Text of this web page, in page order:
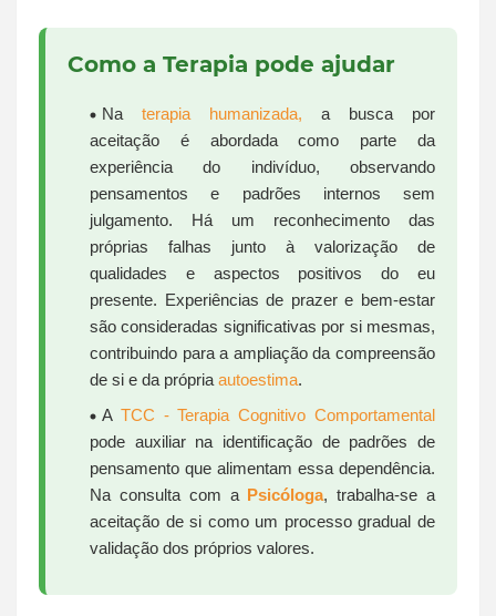
Como a Terapia pode ajudar
Na terapia humanizada, a busca por
aceitação é abordada como parte da
experiência do indivíduo, observando
pensamentos e padrões internos sem
julgamento. Há um reconhecimento das
próprias falhas junto à valorização de
qualidades e aspectos positivos do eu
presente. Experiências de prazer e bem-estar
são consideradas significativas por si mesmas,
contribuindo para a ampliação da compreensão
de si e da própria autoestima.
A TCC - Terapia Cognitivo Comportamental
pode auxiliar na identificação de padrões de
pensamento que alimentam essa dependência.
Na consulta com a Psicóloga, trabalha-se a
aceitação de si como um processo gradual de
validação dos próprios valores.